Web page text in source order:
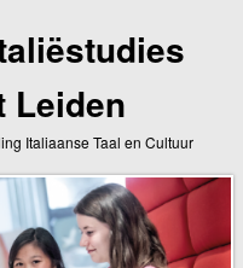
Leiden
Italiaanse Taal en Cultuur